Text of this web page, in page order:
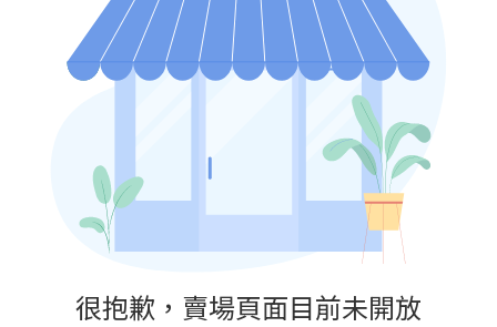
很抱歉，賣場頁面目前未開放